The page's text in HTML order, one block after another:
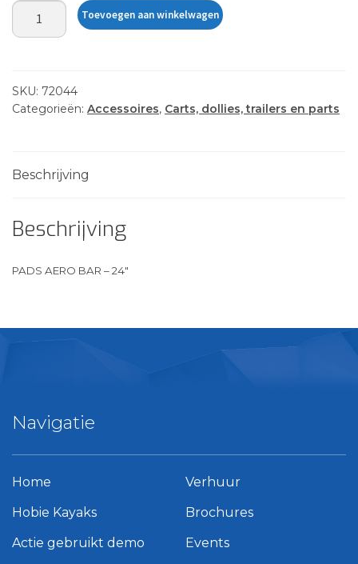
PADS
AERO
24"
aantal
Toevoegen aan winkelwagen
SKU: 72044
Categorieën: Accessoires, Carts, dollies, trailers en parts
Beschrijving
Beschrijving
PADS AERO BAR – 24″
Navigatie
Home
Hobie Kayaks
Actie gebruikt demo
Verhuur
Brochures
Events